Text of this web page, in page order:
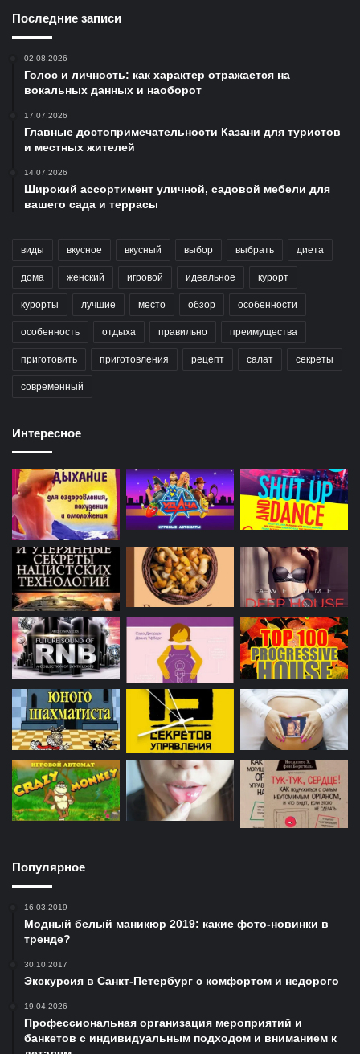
Последние записи
02.08.2026
Голос и личность: как характер отражается на
вокальных данных и наоборот
17.07.2026
Главные достопримечательности Казани для туристов
и местных жителей
14.07.2026
Широкий ассортимент уличной, садовой мебели для
вашего сада и террасы
виды вкусное вкусный выбор выбрать диета
дома женский игровой идеальное курорт
курорты лучшие место обзор особенности
особенность отдыха правильно преимущества
приготовить приготовления рецепт салат секреты
современный
Интересное
Популярное
16.03.2019
Модный белый маникюр 2019: какие фото-новинки в
тренде?
30.10.2017
Экскурсия в Санкт-Петербург с комфортом и недорого
19.04.2026
Профессиональная организация мероприятий и
банкетов с индивидуальным подходом и вниманием к